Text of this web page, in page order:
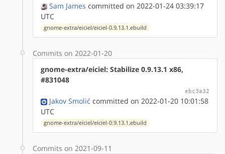
Sam James committed on 2022-01-24 03:39:17
UTC
gnome-extra/eiciel/eiciel-0.9.13.1.ebuild
Commits on 2022-01-20
gnome-extra/eiciel: Stabilize 0.9.13.1 x86,
#831048
ebc3a32
Jakov Smolić committed on 2022-01-20 10:01:58
UTC
gnome-extra/eiciel/eiciel-0.9.13.1.ebuild
Commits on 2021-09-11